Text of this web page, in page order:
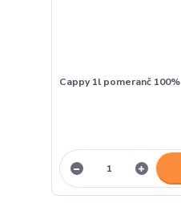
Cappy 1l pomeranč 100%